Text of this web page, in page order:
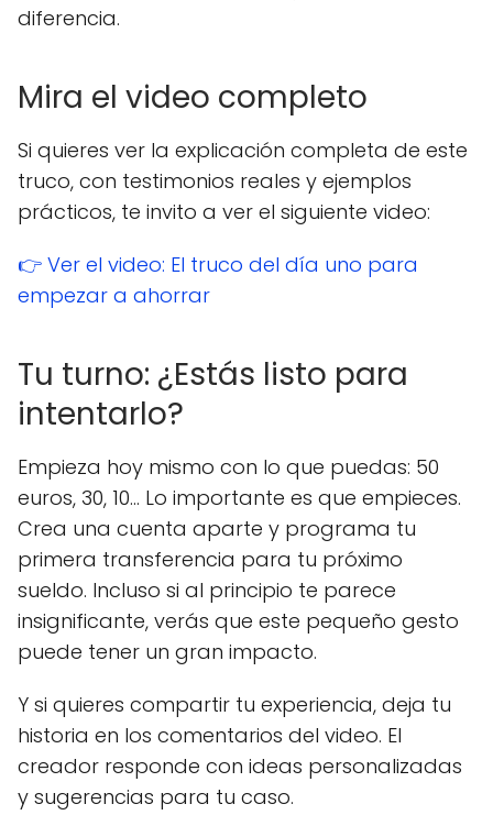
diferencia.
Mira el video completo
Si quieres ver la explicación completa de este
truco, con testimonios reales y ejemplos
prácticos, te invito a ver el siguiente video:
👉 Ver el video: El truco del día uno para
empezar a ahorrar
Tu turno: ¿Estás listo para
intentarlo?
Empieza hoy mismo con lo que puedas: 50
euros, 30, 10… Lo importante es que empieces.
Crea una cuenta aparte y programa tu
primera transferencia para tu próximo
sueldo. Incluso si al principio te parece
insignificante, verás que este pequeño gesto
puede tener un gran impacto.
Y si quieres compartir tu experiencia, deja tu
historia en los comentarios del video. El
creador responde con ideas personalizadas
y sugerencias para tu caso.